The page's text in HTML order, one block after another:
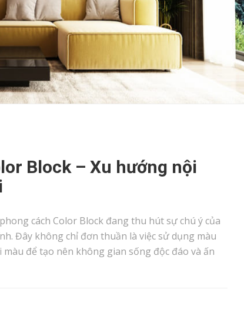
Block – Xu hướng nội
cách Color Block đang thu hút sự chú ý của
Đây không chỉ đơn thuần là việc sử dụng màu
để tạo nên không gian sống độc đáo và ấn